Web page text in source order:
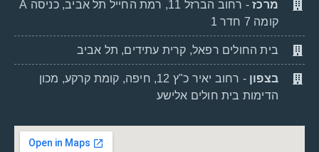
מרכז
- רחוב הברזל 11, רמת החייל תל אביב, כניסה A
קומה 7 חדר 1
בית החולים רפאל, קרית עתידים, תל אביב
בצפון
- רחוב יאיר כ"ץ 12, חיפה, קומת קרקע, מכון
הדימות בית חולים אלישע